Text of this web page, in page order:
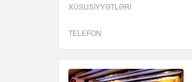
XÜSUSIYYƏTLƏRI
TELEFON